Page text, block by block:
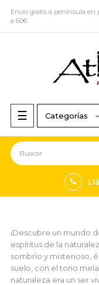
Envío gratis a península en
a 60€
Navegación
de
palanca
☰ Categorías
¡Descubre un mundo
espíritus de la
sombrío y misterioso,
suelo, con el tono
naturaleza era un ser